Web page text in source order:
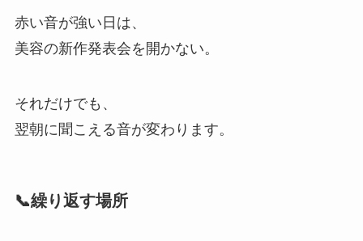
赤い音が強い日は、
美容の新作発表会を開かない。
それだけでも、
翌朝に聞こえる音が変わります。
📞繰り返す場所